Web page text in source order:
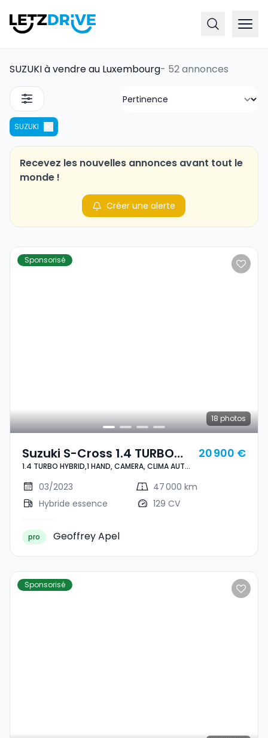
SUZUKI à vendre au Luxembourg- 52 annonces
SUZUKI
Recevez les nouvelles annonces avant tout le
monde !
Créer une alerte
Sponsorisé
18 photos
Suzuki S-Cross 1.4 TURBO
HYBRID,1 HAND, CAMERA,
CLIMA AUTO, CARPLAY, ALU
17'', ASS. LIGNES, ANGLE
REMORQUE
1.4 TURBO HYBRID,1 HAND, CAMERA, CLIMA AUTO,
REGULATEUR, LED, ATT. REMORQUE
20 900 €
03/2023
47 000 km
Hybride essence
129 CV
pro Geoffrey Apel
Sponsorisé